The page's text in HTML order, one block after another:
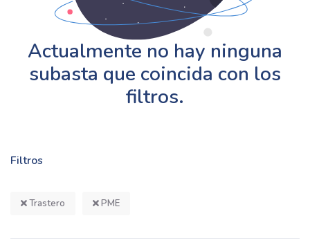
Filtros
Trastero PME
Actualmente no hay ninguna
subasta que coincida con los
filtros.